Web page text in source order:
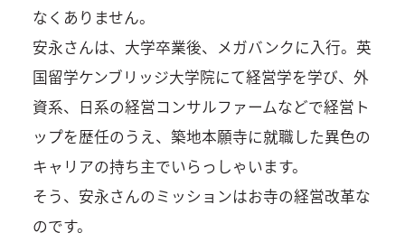
なくありません。
安永さんは、大学卒業後、メガバンクに入行。英
国留学ケンブリッジ大学院にて経営学を学び、外
資系、日系の経営コンサルファームなどで経営ト
ップを歴任のうえ、築地本願寺に就職した異色の
キャリアの持ち主でいらっしゃいます。
そう、安永さんのミッションはお寺の経営改革な
のです。